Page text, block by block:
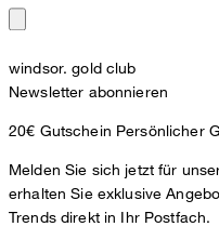
windsor. gold club
Newsletter abonnieren
20€ Gutschein Persönlicher
Melden Sie sich jetzt für
erhalten Sie exklusive
Trends direkt in Ihr Postfach.